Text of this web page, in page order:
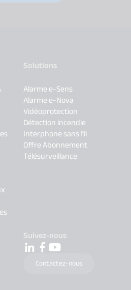
Solutions
Alarme e-Sens
Alarme e-Nova
Vidéoprotection
Détection incendie
Interphone sans fil
Offre Abonnement
Télésurveillance
Suivez-nous
Contactez-nous